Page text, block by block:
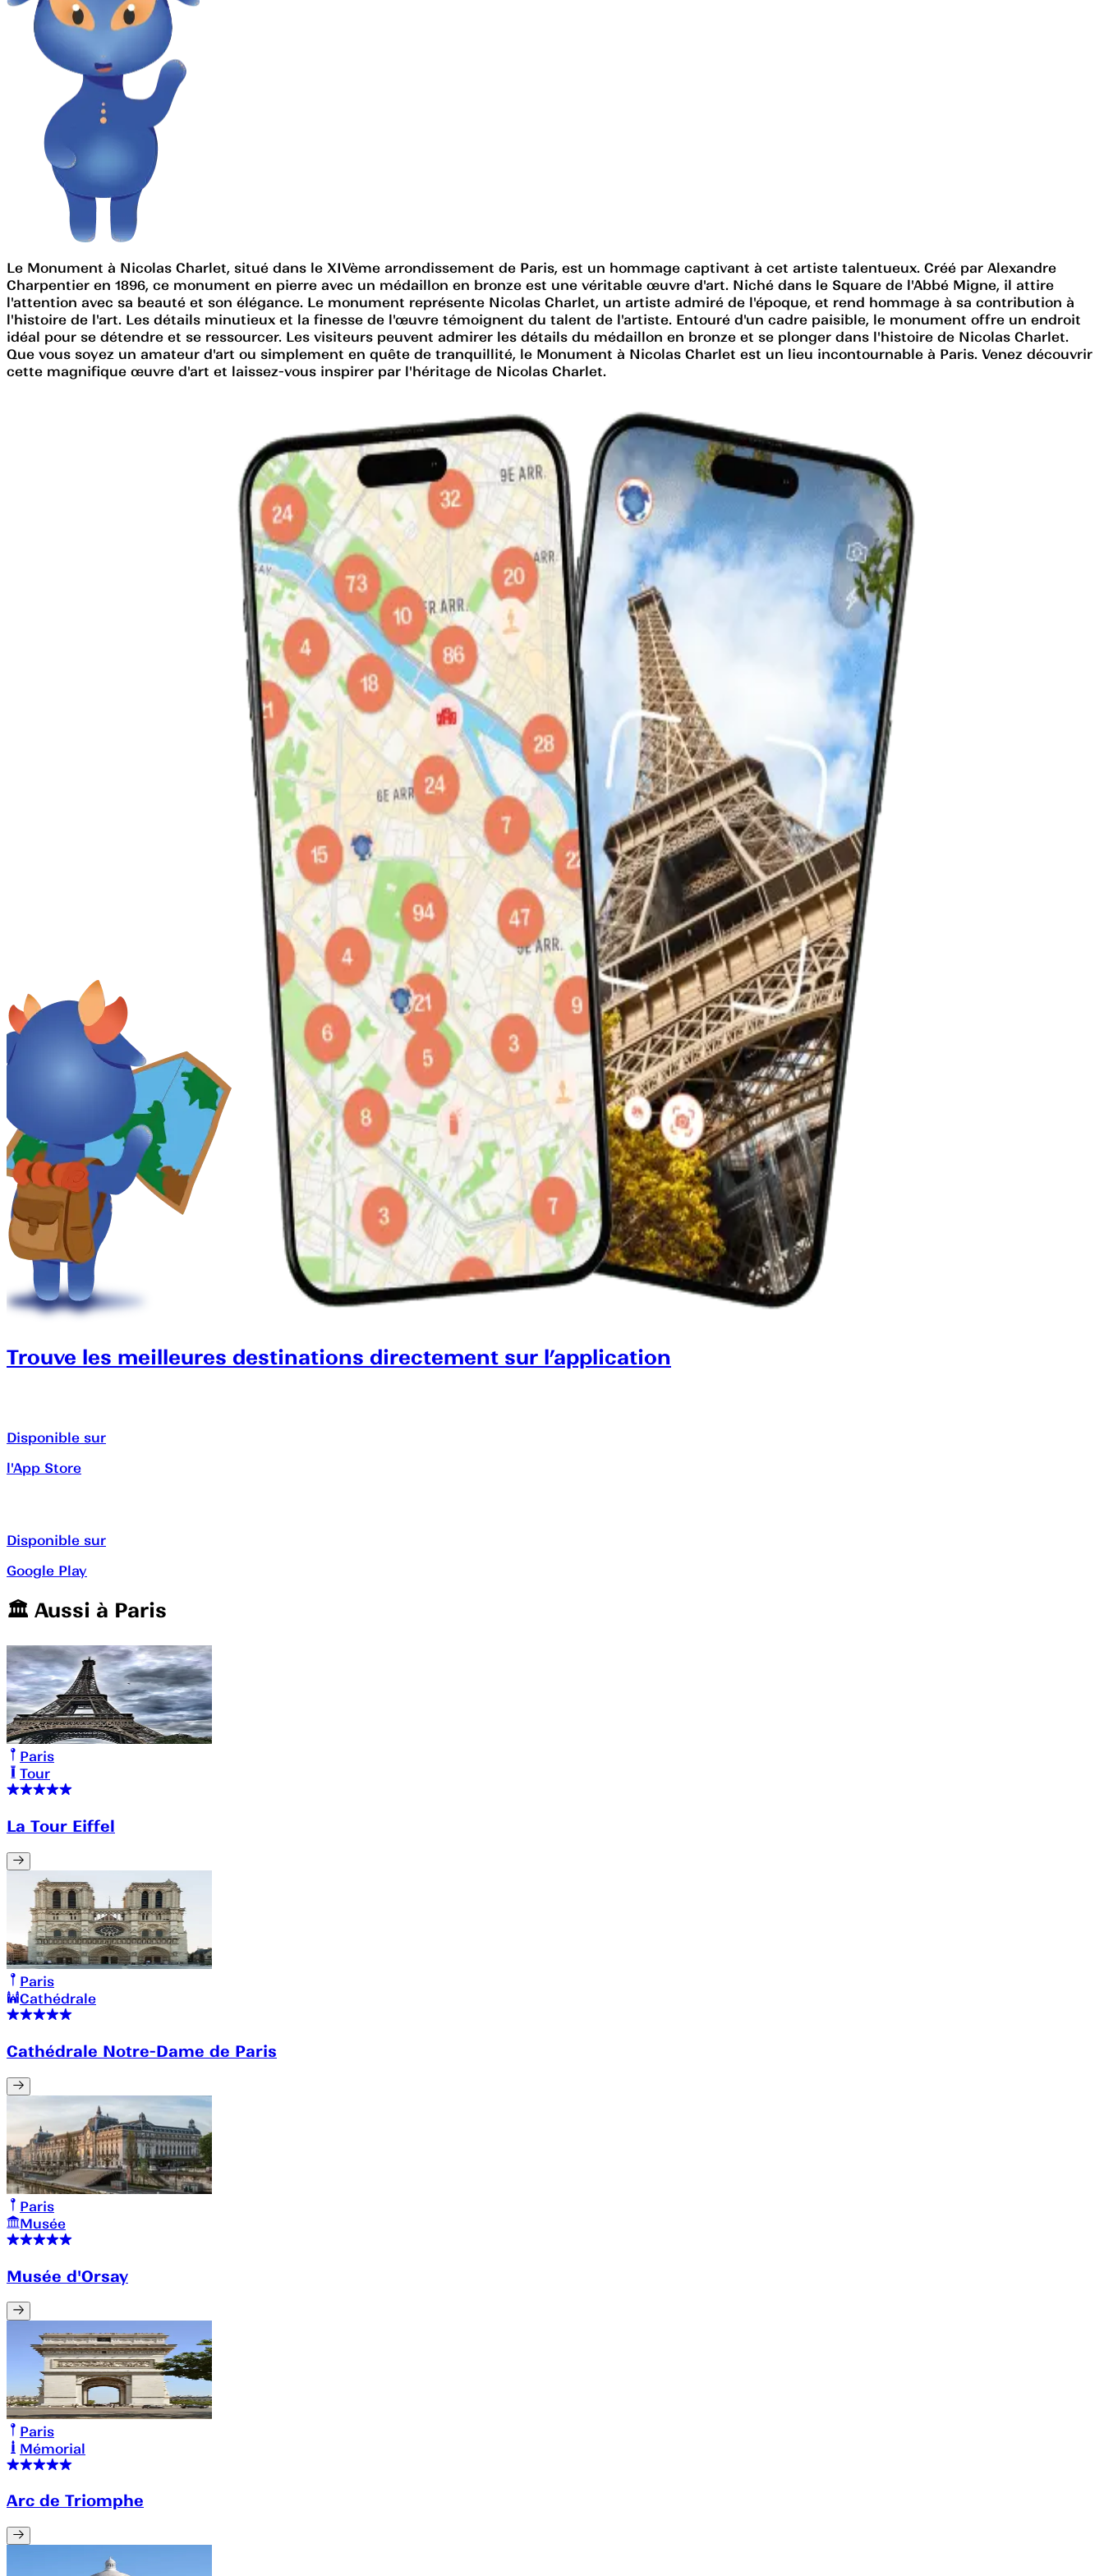
Le Monument à Nicolas Charlet, situé dans le XIVème arrondissement de Paris, est un hommage captivant à cet artiste talentueux. Créé par Alexandre
Charpentier en 1896, ce monument en pierre avec un médaillon en bronze est une véritable œuvre d'art. Niché dans le Square de l'Abbé Migne, il attire
l'attention avec sa beauté et son élégance. Le monument représente Nicolas Charlet, un artiste admiré de l'époque, et rend hommage à sa contribution à
l'histoire de l'art. Les détails minutieux et la finesse de l'œuvre témoignent du talent de l'artiste. Entouré d'un cadre paisible, le monument offre un endroit
idéal pour se détendre et se ressourcer. Les visiteurs peuvent admirer les détails du médaillon en bronze et se plonger dans l'histoire de Nicolas Charlet.
Que vous soyez un amateur d'art ou simplement en quête de tranquillité, le Monument à Nicolas Charlet est un lieu incontournable à Paris. Venez découvrir
cette magnifique œuvre d'art et laissez-vous inspirer par l'héritage de Nicolas Charlet.
Trouve les meilleures destinations directement sur l’application
Disponible sur
l'App Store
Disponible sur
Google Play
🏛️️ Aussi à Paris
Paris
Tour
La Tour Eiffel
Paris
Cathédrale
Cathédrale Notre-Dame de Paris
Paris
Musée
Musée d'Orsay
Paris
Mémorial
Arc de Triomphe